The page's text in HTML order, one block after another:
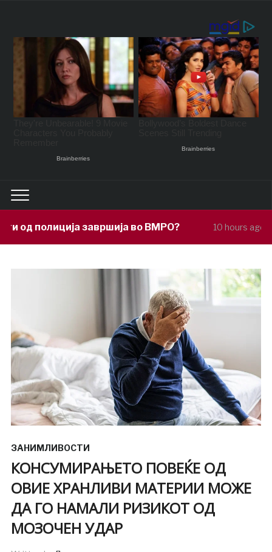
во ВМРО? 10 hours ago Под
ЗАНИМЛИВОСТИ
КОНСУМИРАЊЕТО ПОВЕЌЕ ОД
ОВИЕ ХРАНЛИВИ МАТЕРИИ МОЖЕ
ДА ГО НАМАЛИ РИЗИКОТ ОД
МОЗОЧЕН УДАР